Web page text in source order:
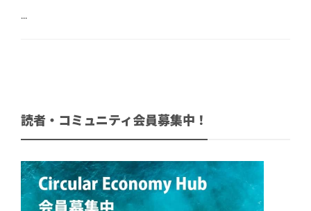
...
読者・コミュニティ会員募集中！